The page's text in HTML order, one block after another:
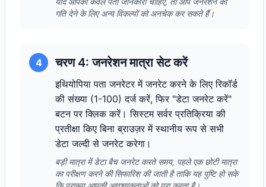
गति देने के लिए अन्य विकल्पों को अनचेक कर सकते हैं।
4 चरण 4: जनरेशन मात्रा सेट करें
इथियोपिया पता जनरेटर में जनरेट करने के लिए रिकॉर्ड
की संख्या (1-100) दर्ज करें, फिर "डेटा जनरेट करें"
बटन पर क्लिक करें। सिस्टम सर्वर प्रतिक्रिया की
प्रतीक्षा किए बिना ब्राउज़र में स्थानीय रूप से सभी
डेटा जल्दी से जनरेट करेगा।
बड़ी मात्रा में डेटा बैच जनरेट करते समय, पहले एक छोटी मात्रा
का परीक्षण करने की सिफारिश की जाती है ताकि यह पुष्टि हो सके